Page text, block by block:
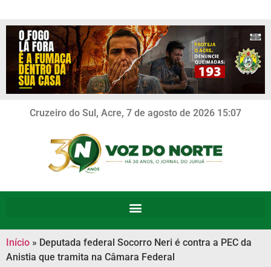
Cruzeiro do Sul, Acre, 7 de agosto de 2026 15:07
Início » Deputada federal Socorro Neri é contra a PEC da
Anistia que tramita na Câmara Federal